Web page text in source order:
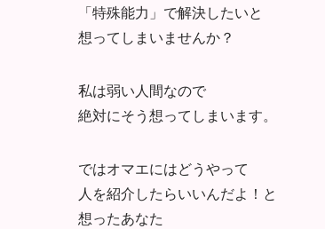
「特殊能力」で解決したいと
想ってしまいませんか？
私は弱い人間なので
絶対にそう想ってしまいます。
ではオマエにはどうやって
人を紹介したらいいんだよ！と
想ったあなた